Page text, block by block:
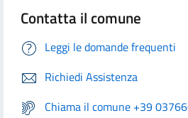
Contatta il comune
Leggi le domande frequenti
Richiedi Assistenza
Chiama il comune +39